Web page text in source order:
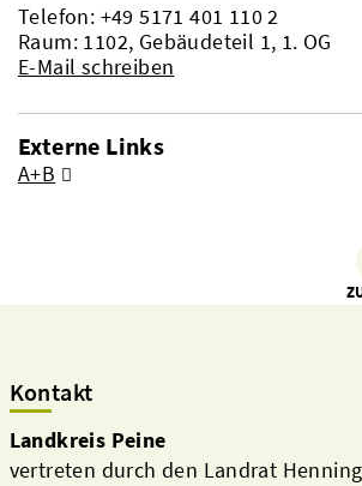
Telefon: +49 5171 401 110 2
Raum: 1102, Gebäudeteil 1, 1. OG
E-Mail schreiben
Externe Links
A+B
Kontakt
Landkreis Peine
vertreten durch den Landrat